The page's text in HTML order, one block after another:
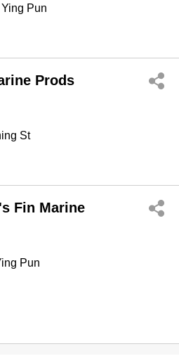
Pun
Prods
St
Fin Marine
Pun